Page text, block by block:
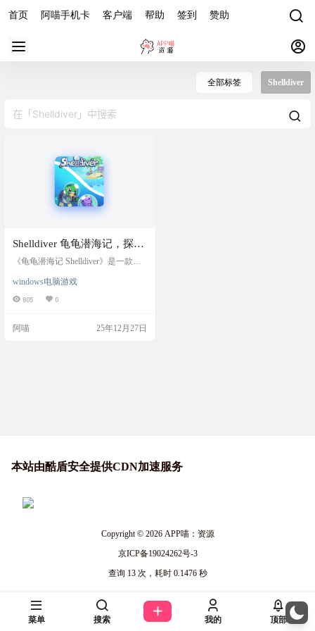
首页 阿喵手机卡 客户端 帮助 签到 赞助
全部标签 Shelldiver
Shelldiver 龟龟潜海记，探险
升级收集，越玩越爽，steam
游戏体验
《龟龟潜海记 Shelldiver》是一款关
量游戏。帮助我们的主角老龟升级
装备，探索各类海洋生物群落，并
爱的美味！用你趁手的气泡枪追逐
windows电脑游戏
805 0
阿喵 25年12月27日
本站由酷盾安全提供CDN加速服务
Copyright © 2026APP喵：资源
京ICP备19024262号-3
查询 13 次，耗时 0.1476 秒
菜单 搜索 我的 顶部